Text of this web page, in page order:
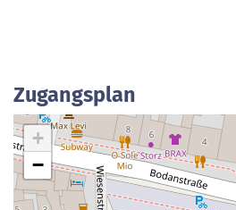
Zugangsplan
+
−